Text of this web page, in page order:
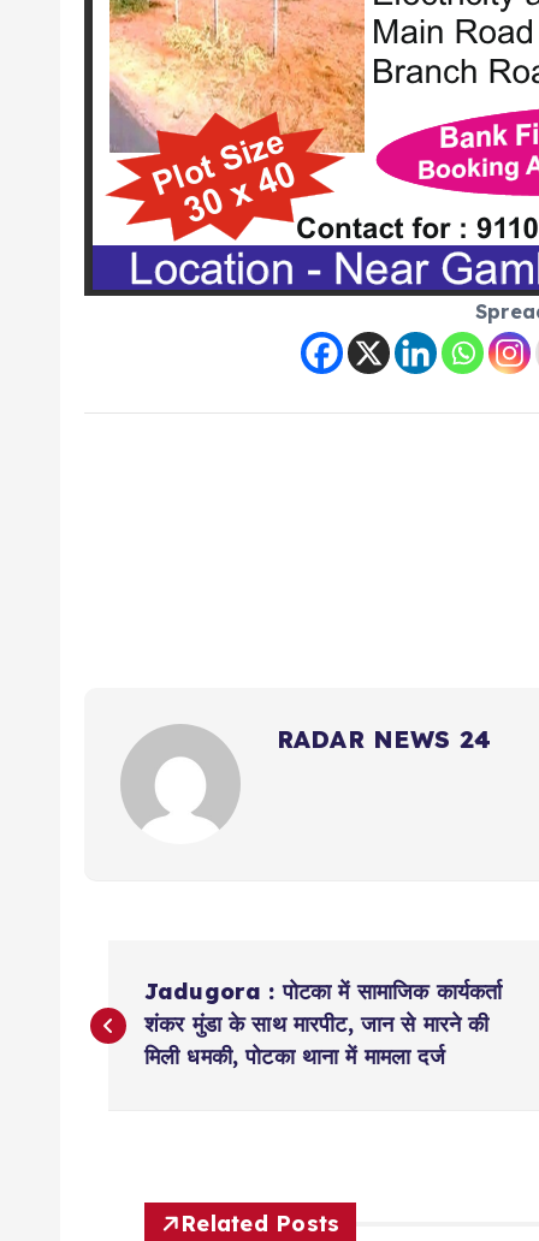
RADAR NEWS 24
o
Jadugora : पोटका में सामाजिक कार्यकर्ता
शंकर मुंडा के साथ मारपीट, जान से मारने की
मिली धमकी, पोटका थाना में मामला दर्ज
Related Posts